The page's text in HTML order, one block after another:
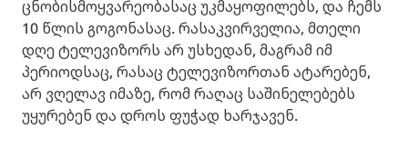
ცნობისმოყვარეობასაც უკმაყოფილებს, და ჩემს
10 წლის გოგონასაც. რასაკვირველია, მთელი
დღე ტელევიზორს არ უსხედან, მაგრამ იმ
პერიოდსაც, რასაც ტელევიზორთან ატარებენ,
არ ვღელავ იმაზე, რომ რაღაც საშინელებებს
უყურებენ და დროს ფუჭად ხარჯავენ.